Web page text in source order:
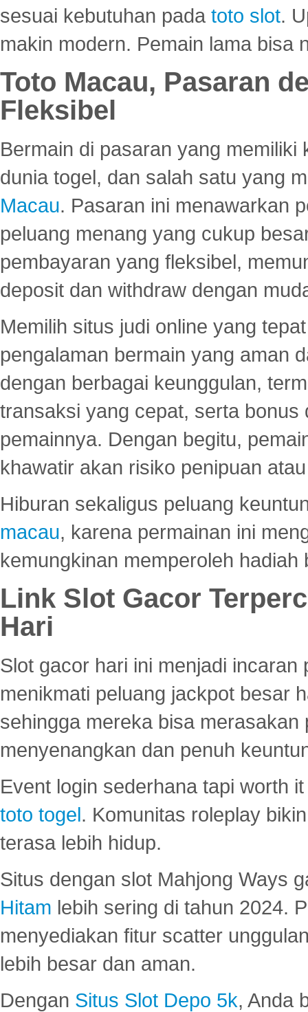
sesuai kebutuhan pada toto slot.
makin modern. Pemain lama bisa
Toto Macau, Pasaran
Fleksibel
Bermain di pasaran yang
dunia togel, dan salah satu yang
Macau. Pasaran ini menawarkan
peluang menang yang cukup
pembayaran yang fleksibel,
deposit dan withdraw dengan
Memilih situs judi online yang
pengalaman bermain yang aman
dengan berbagai keunggulan,
transaksi yang cepat, serta
pemainnya. Dengan begitu,
khawatir akan risiko penipuan
Hiburan sekaligus peluang
macau, karena permainan ini
kemungkinan memperoleh hadiah
Link Slot Gacor
Hari
Slot gacor hari ini menjadi
menikmati peluang jackpot besar
sehingga mereka bisa
menyenangkan dan penuh
Event login sederhana tapi worth
toto togel. Komunitas roleplay
terasa lebih hidup.
Situs dengan slot Mahjong Ways
Hitam lebih sering di tahun 2024.
menyediakan fitur scatter
lebih besar dan aman.
Dengan Situs Slot Depo 5k, Anda